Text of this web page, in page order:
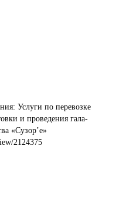
Услуги по перевозке
и проведения гала-
«Сузор’е»
2124375